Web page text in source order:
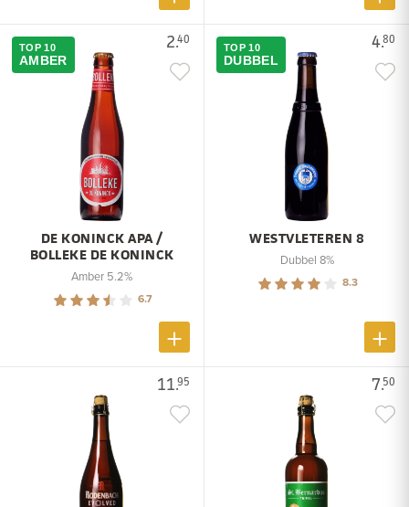
2.40
TOP 10
AMBER
DE KONINCK APA /
BOLLEKE DE KONINCK
Amber 5.2%
6.7
4.80
TOP 10
DUBBEL
WESTVLETEREN 8
Dubbel 8%
8.3
11.95 7.50